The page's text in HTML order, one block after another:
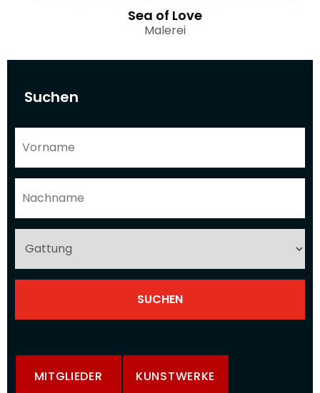
Suchen
MITGLIEDER KUNSTWERKE
Sea of Love
Malerei